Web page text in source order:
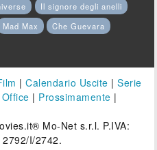
Il signore degli anelli
Mad Max
Che Guevara
|Calendario Uscite |Serie
| Prossimamente |
Mo-Net s.r.l. P.IVA:
I/2742.